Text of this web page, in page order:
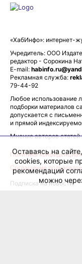
«ХабИнфо»: интернет-
Учредитель: ООО
редактор - Сорокина
E-mail:
Рекламная служба:
79-44-92
Любое использование
подборки материалов
допускается с
и прямой
Мнение авторов
Политика
Соглашение
Подписка на новости:
Оставаясь на
cookies, которые
можно